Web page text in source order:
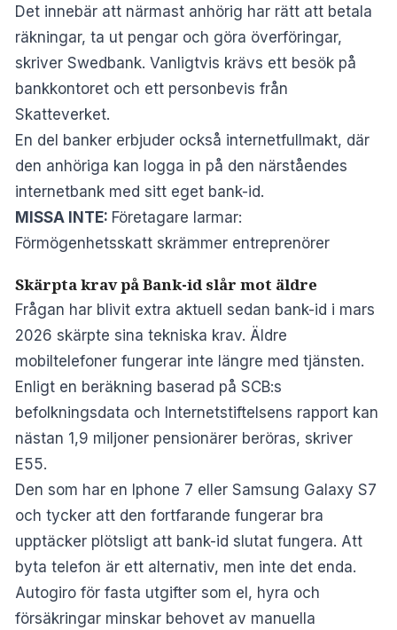
Det innebär att närmast anhörig har rätt att betala
räkningar, ta ut pengar och göra överföringar,
skriver Swedbank. Vanligtvis krävs ett besök på
bankkontoret och ett personbevis från
Skatteverket.
En del banker erbjuder också internetfullmakt, där
den anhöriga kan logga in på den närståendes
internetbank med sitt eget bank-id.
MISSA INTE: Företagare larmar:
Förmögenhetsskatt skrämmer entreprenörer
Skärpta krav på Bank-id slår mot äldre
Frågan har blivit extra aktuell sedan bank-id i mars
2026 skärpte sina tekniska krav. Äldre
mobiltelefoner fungerar inte längre med tjänsten.
Enligt en beräkning baserad på SCB:s
befolkningsdata och Internetstiftelsens rapport kan
nästan 1,9 miljoner pensionärer beröras, skriver
E55.
Den som har en Iphone 7 eller Samsung Galaxy S7
och tycker att den fortfarande fungerar bra
upptäcker plötsligt att bank-id slutat fungera. Att
byta telefon är ett alternativ, men inte det enda.
Autogiro för fasta utgifter som el, hyra och
försäkringar minskar behovet av manuella